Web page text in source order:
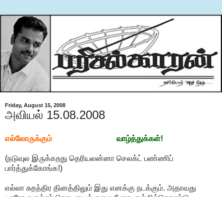
Friday, August 15, 2008
அவியல் 15.08.2008
எல்லோருக்கும் வாழ்த்துக்கள்!
(நடுவுல இருக்கறது தெரியலன்னா செலக்ட் பண்ணிப்
பார்த்துக்கோங்க!)
எல்லா சுதந்திர தினத்திலும் இது எனக்கு நடக்கும். அதாவது